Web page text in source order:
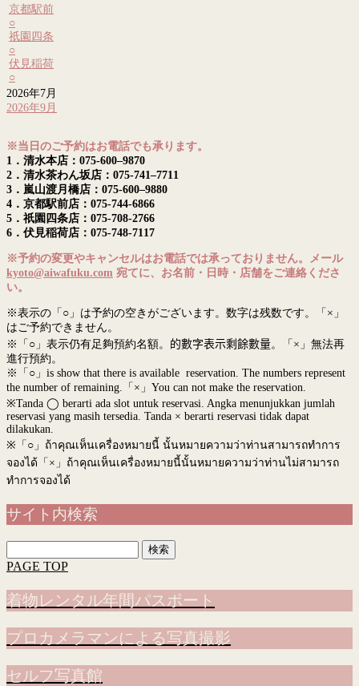
京都駅前
○
祇園四条
○
伏見稲荷
○
2026年7月
2026年9月
※当日のご予約はお電話でも承ります。
1．清水本店：075-600–9870
2．清水茶わん坂店：075-741–7711
3．嵐山渡月橋店：075-600–9880
4．京都駅前店：075-744-6866
5．祇園四条店：075-708-2766
6．伏見稲荷店：075-748-7117
※予約の変更やキャンセルはお電話では承っておりません。メール
kyoto@aiwafuku.com 宛てに、お名前・日時・店舗をご連絡くださ
い。
※表示の「○」は予約の空きがございます。数字は残数です。「×」
はご予約できません。
※「○」表示仍有足夠預約名額。 的數字表示剩餘數量。「×」無法再
進行預約。
※「○」is show that there is available reservation. The numbers represent
the number of remaining.「×」You can not make the reservation.
※Tanda ◯ berarti ada slot untuk reservasi. Angka menunjukkan jumlah
reservasi yang masih tersedia. Tanda × berarti reservasi tidak dapat
dilakukan.
※ 「○」ถ้าคุณเห็นเครื่องหมายนี้ นั้นหมายความว่าท่านสามารถทำการ
จองได้「×」ถ้าคุณเห็นเครื่องหมายนี้นั้นหมายความว่าท่านไม่สามารถ
ทำการจองได้
サイト内検索
索:
PAGE TOP
着物レンタル年間パスポート
プロカメラマンによる写真撮影
セルフ写真館